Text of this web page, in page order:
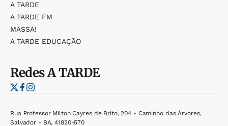
A TARDE
A TARDE FM
MASSA!
A TARDE EDUCAÇÃO
RedesA TARDE
Rua Professor Milton Cayres de Brito, 204 - Caminho das Árvores,
Salvador - BA, 41820-570